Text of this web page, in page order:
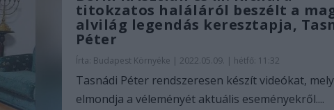
titokzatos haláláról beszélt a
alvilág legendás keresztapja,
Péter
Írta: Budapest Környéke | 2022.05.09. | hétfő: 11:32
Tasnádi Péter rendszeresen készít videókat,
elmondja a véleményét aktuális eseményekről....